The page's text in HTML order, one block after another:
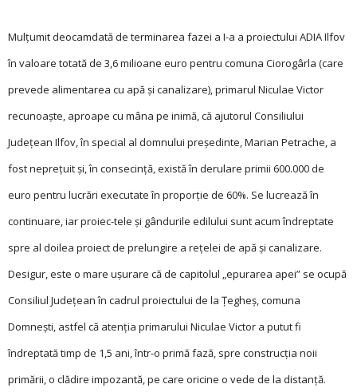
Mulţumit deocamdată de terminarea fazei a I-a a proiectului ADIA Ilfov
în valoare totată de 3,6 milioane euro pentru comuna Ciorogârla (care
prevede alimentarea cu apă şi canalizare), primarul Niculae Victor
recunoaşte, aproape cu mâna pe inimă, că ajutorul Consiliului
Judeţean Ilfov, în special al domnului preşedinte, Marian Petrache, a
fost nepreţuit şi, în consecinţă, există în derulare primii 600.000 de
euro pentru lucrări executate în proporţie de 60%. Se lucrează în
continuare, iar proiec-tele şi gândurile edilului sunt acum îndreptate
spre al doilea proiect de prelungire a reţelei de apă şi canalizare.
Desigur, este o mare uşurare că de capitolul „epurarea apei” se ocupă
Consiliul Judeţean în cadrul proiectului de la Ţegheş, comuna
Domneşti, astfel că atenţia primarului Niculae Victor a putut fi
îndreptată timp de 1,5 ani, într-o primă fază, spre construcţia noii
primării, o clădire impozantă, pe care oricine o vede de la distanţă.